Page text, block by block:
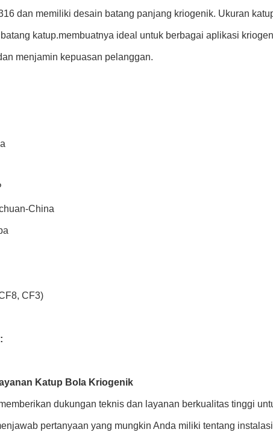
dan memiliki desain batang panjang kriogenik. Ukuran
katup.membuatnya ideal untuk berbagai aplikasi
menjamin kepuasan pelanggan.
China
CF3)
Katup Bola Kriogenik
dukungan teknis dan layanan berkualitas tinggi
pertanyaan yang mungkin Anda miliki tentang